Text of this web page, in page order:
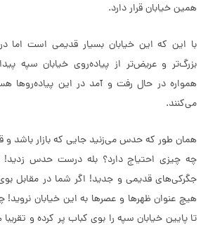
همین خیابان قرار دارد.
با این که این خیابان بسیار قدیمی است اما
بزرگ‌تر و عریض‌تر از پیاده‌روی خیابان سپه
همواره در حال رفت و آمد در این پیاده‌روها
می‌کنند.
همان طور که حدس می‌زنید جایی که بازار باشد و
چه چیزی احتیاج دارد؟ بله درست حدس زدید!
جگرکی‌های قدیمی و جدید! اگر شما در مقابل
هیچ عنوان ظهرها و عصرها به این خیابان نروید!
تا پایین خیابان سپه را بوی کباب پر کرده و